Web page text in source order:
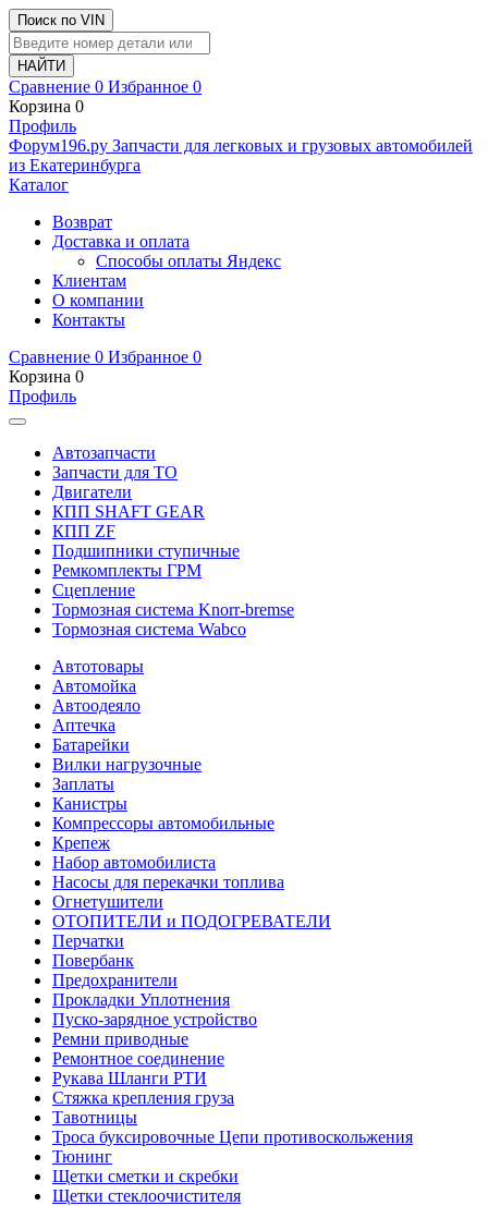
Поиск по VIN
Сравнение 0 Избранное 0
Корзина 0
Профиль
Фoрум196.ру Запчасти для легковых и грузовых автомобилей
из Екатеринбурга
Каталог
Возврат
Доставка и оплата
Способы оплаты Яндекс
Клиентам
О компании
Контакты
Сравнение 0 Избранное 0
Корзина 0
Профиль
Автозапчасти
Запчасти для ТО
Двигатели
КПП SHAFT GEAR
КПП ZF
Подшипники ступичные
Ремкомплекты ГРМ
Сцепление
Тормозная система Knorr-bremse
Тормозная система Wabco
Автотовары
Автомойка
Автоодеяло
Аптечка
Батарейки
Вилки нагрузочные
Заплаты
Канистры
Компрессоры автомобильные
Крепеж
Набор автомобилиста
Насосы для перекачки топлива
Огнетушители
ОТОПИТЕЛИ и ПОДОГРЕВАТЕЛИ
Перчатки
Повербанк
Предохранители
Прокладки Уплотнения
Пуско-зарядное устройство
Ремни приводные
Ремонтное соединение
Рукава Шланги РТИ
Стяжка крепления груза
Тавотницы
Троса буксировочные Цепи противоскольжения
Тюнинг
Щетки сметки и скребки
Щетки стеклоочистителя